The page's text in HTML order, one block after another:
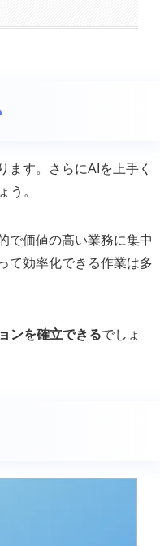
ます。さらにAIを上手く
う。
で価値の高い業務に集中
て効率化できる作業は多
ンを確立できるでしょ